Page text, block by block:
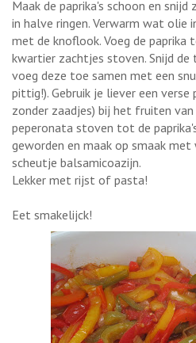
Maak de paprika's schoon en snijd
in halve ringen. Verwarm wat olie
met de knoflook. Voeg de paprika
kwartier zachtjes stoven. Snijd
voeg deze toe samen met een
pittig!). Gebruik je liever een verse
zonder zaadjes) bij het fruiten
peperonata stoven tot de
geworden en maak op smaak
scheutje balsamicoazijn.
Lekker met rijst of pasta!
Eet smakelijck!